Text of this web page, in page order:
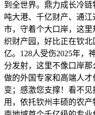
到全世界。鼎力成长冷
吨大港、千亿财产、通
市，守着个大口岸，这
织财产园，好比正在钦北
亿。128人受伤2025年，
分发射，这里不像口岸
做的外国专家和高端人
变；感激您支撑！看不
用，依托钦州丰硕的农